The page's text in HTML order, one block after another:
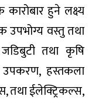
हुने लक्ष्य
उपभोग्य वस्तु तथा
तथा कृषि
उपकरण, हस्तकला
तथा ईलेक्ट्रिकल्स,